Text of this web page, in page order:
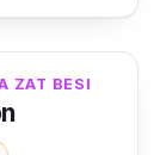
sangat
ZAT BESI